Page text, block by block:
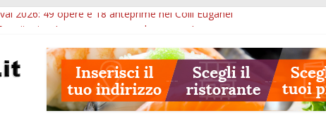
2026: 49 opere e 18 anteprime nei Colli Euganei
ore 21: lavoratore morto, credito sul gasolio e IA nei Comuni
visite ed escursioni fino a settembre
di Padova: 5 funzionari, domande entro il 7 agosto